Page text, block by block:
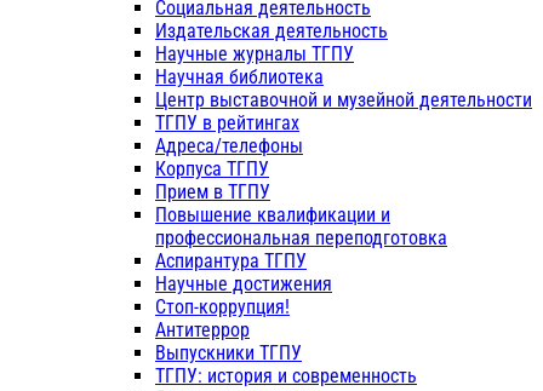
Социальная деятельность
Издательская деятельность
Научные журналы ТГПУ
Научная библиотека
Центр выставочной и музейной деятельности
ТГПУ в рейтингах
Адреса/телефоны
Корпуса ТГПУ
Прием в ТГПУ
Повышение квалификации и
профессиональная переподготовка
Аспирантура ТГПУ
Научные достижения
Стоп-коррупция!
Антитеррор
Выпускники ТГПУ
ТГПУ: история и современность